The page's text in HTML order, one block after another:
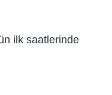
ilk saatlerinde